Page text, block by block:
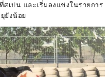
เปน และเริ่มลงแข่งในรายการ
ยังน้อย